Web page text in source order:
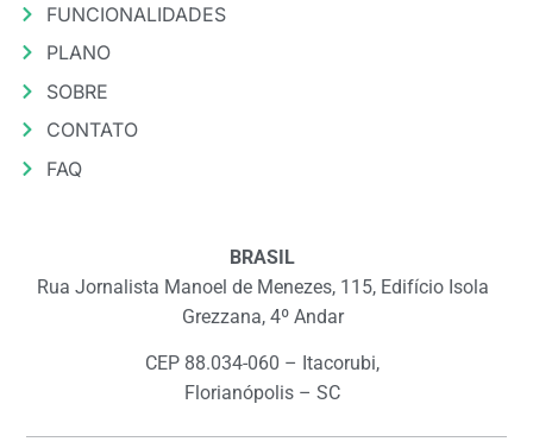
FUNCIONALIDADES
PLANO
SOBRE
CONTATO
FAQ
BRASIL
Rua Jornalista Manoel de Menezes, 115, Edifício Isola
Grezzana, 4º Andar
CEP 88.034-060 – Itacorubi,
Florianópolis – SC